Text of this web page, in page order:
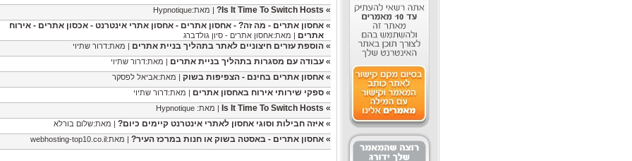
»
Is It Time To Switch Hosts? | מאת:Hypnotique
» אחסון אתרים - מה זה? - אחסון אתרים - אחסון אתרי אינטרנט - אכסון אתרים - אירוח
אתרים | מאת:אחסון אתרים - סיון גולדברג
» הוספת עזרים חיצוניים לאתר בתהליך בניית אתרים | מאת:דרור שתיוי
» עבודה עם מסגרות בתהליך בניית אתרים | מאת:דרור שתיוי
» אחסון אתרים בחינם - הצפיפות בשוק | מאת:אביאל לפסקר
» ספקי שירותי אירוח באחסון אתרים | מאת:דרור שתיוי
»
Is It Time To Switch Hosts | מאת: Hypnotique
» איזה חבילות וסוגי אחסון לאתרי אינטרנט קיימים כיום? | מאת:שלום בורלא
» אחסון אתרים - באסטה בשוק או חנות במרכז העיר? | מאת:webhosting-top10.co.il